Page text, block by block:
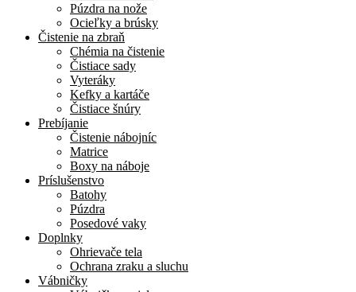
Púzdra na nože
Ocieľky a brúsky
Čistenie na zbraň
Chémia na čistenie
Čistiace sady
Vyteráky
Kefky a kartáče
Čistiace šnúry
Prebíjanie
Čistenie nábojníc
Matrice
Boxy na náboje
Príslušenstvo
Batohy
Púzdra
Posedové vaky
Doplnky
Ohrievače tela
Ochrana zraku a sluchu
Vábničky